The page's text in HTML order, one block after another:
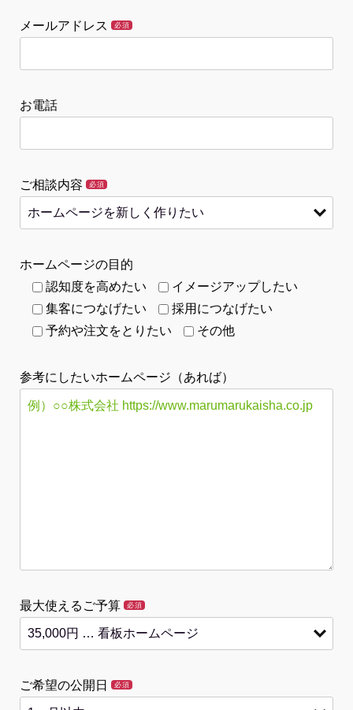
メールアドレス 必須
お電話
ご相談内容 必須
ホームページの目的
認知度を高めたい
イメージアップしたい
集客につなげたい
採用につなげたい
予約や注文をとりたい
その他
参考にしたいホームページ（あれば）
最大使えるご予算 必須
ご希望の公開日 必須